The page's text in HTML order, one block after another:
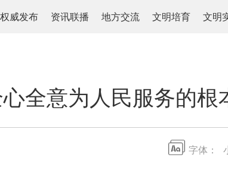
权威发布 资讯联播 地方交流 文明培育 文明
全意为人民服务的根
字体：